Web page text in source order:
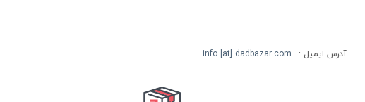
آدرس ایمیل : info [at] dadbazar.com